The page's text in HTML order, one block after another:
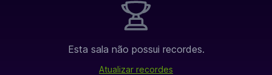
Esta sala não possui recordes.
Atualizar recordes